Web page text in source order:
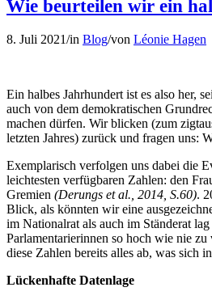
Wie beurteilen wir ein
8. Juli 2021/in Blog/von Léonie Hagen
Ein halbes Jahrhundert ist es also her,
auch von dem demokratischen
machen dürfen. Wir blicken (zum
letzten Jahres) zurück und fragen uns:
Exemplarisch verfolgen uns dabei die
leichtesten verfügbaren Zahlen: den
Gremien (Derungs et al., 2014, S.60).
Blick, als könnten wir eine
im Nationalrat als auch im Ständerat
Parlamentarierinnen so hoch wie nie zu
diese Zahlen bereits alles ab, was sich
Lückenhafte Datenlage